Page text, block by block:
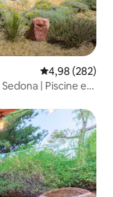
Note
4,98 (282)
| Piscine et
aimés